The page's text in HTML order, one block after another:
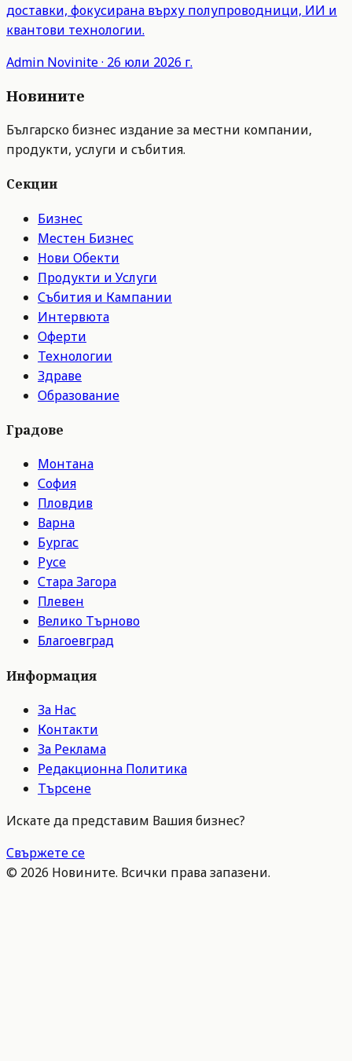
доставки, фокусирана върху полупроводници, ИИ и
квантови технологии.
Admin Novinite· 26 юли 2026 г.
Новините
Българско бизнес издание за местни компании,
продукти, услуги и събития.
Секции
Бизнес
Местен Бизнес
Нови Обекти
Продукти и Услуги
Събития и Кампании
Интервюта
Оферти
Технологии
Здраве
Образование
Градове
Монтана
София
Пловдив
Варна
Бургас
Русе
Стара Загора
Плевен
Велико Търново
Благоевград
Информация
За Нас
Контакти
За Реклама
Редакционна Политика
Търсене
Искате да представим Вашия бизнес?
Свържете се
© 2026 Новините. Всички права запазени.